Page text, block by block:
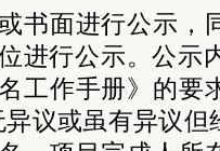
书面进行公示，
进行公示。公示
工作手册》的要
议或虽有异议